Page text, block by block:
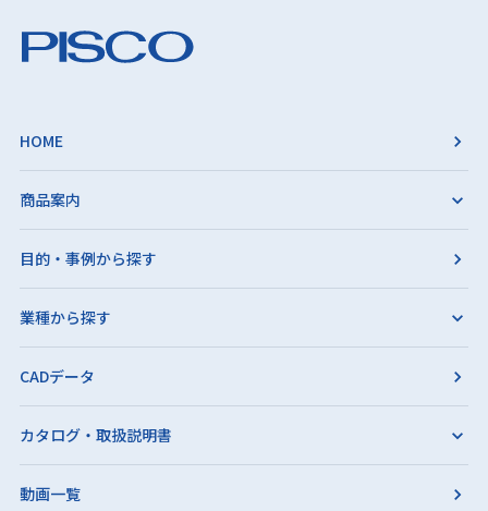
HOME
商品案内
目的・事例から探す
業種から探す
CADデータ
カタログ・取扱説明書
動画一覧